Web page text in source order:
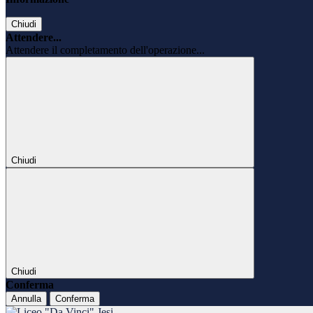
Chiudi
Attendere...
Attendere il completamento dell'operazione...
Chiudi
Chiudi
Conferma
Annulla Conferma